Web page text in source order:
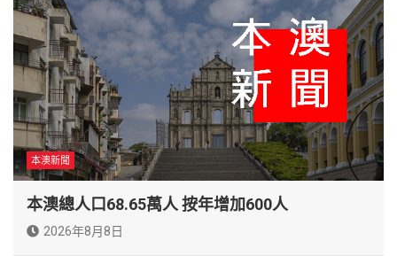
本澳新聞
本澳總人口68.65萬人 按年增加600人
2026年8月8日